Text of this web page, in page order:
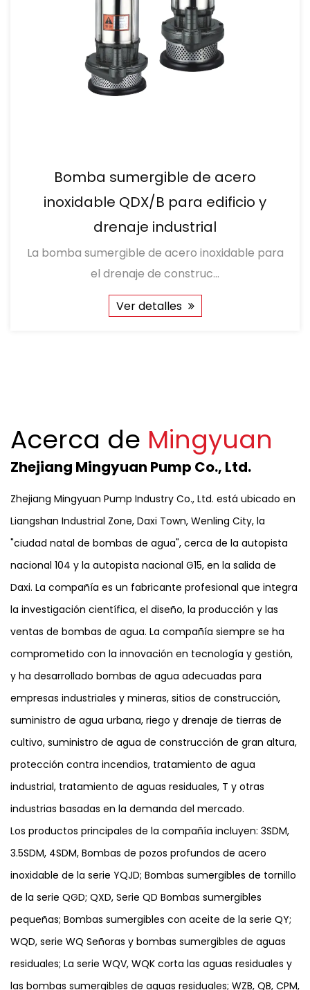
Bomba sumergible de acero
inoxidable QDX/B para edificio y
drenaje industrial
La bomba sumergible de acero inoxidable para
el drenaje de construc...
Ver detalles
Acerca de Mingyuan
Zhejiang Mingyuan Pump Co., Ltd.
Zhejiang Mingyuan Pump Industry Co., Ltd. está ubicado en
Liangshan Industrial Zone, Daxi Town, Wenling City, la
"ciudad natal de bombas de agua", cerca de la autopista
nacional 104 y la autopista nacional G15, en la salida de
Daxi. La compañía es un fabricante profesional que integra
la investigación científica, el diseño, la producción y las
ventas de bombas de agua. La compañía siempre se ha
comprometido con la innovación en tecnología y gestión,
y ha desarrollado bombas de agua adecuadas para
empresas industriales y mineras, sitios de construcción,
suministro de agua urbana, riego y drenaje de tierras de
cultivo, suministro de agua de construcción de gran altura,
protección contra incendios, tratamiento de agua
industrial, tratamiento de aguas residuales, T y otras
industrias basadas en la demanda del mercado.
Los productos principales de la compañía incluyen: 3SDM,
3.5SDM, 4SDM, Bombas de pozos profundos de acero
inoxidable de la serie YQJD; Bombas sumergibles de tornillo
de la serie QGD; QXD, Serie QD Bombas sumergibles
pequeñas; Bombas sumergibles con aceite de la serie QY;
WQD, serie WQ Señoras y bombas sumergibles de aguas
residuales; La serie WQV, WQK corta las aguas residuales y
las bombas sumergibles de aguas residuales; WZB, QB, CPM,